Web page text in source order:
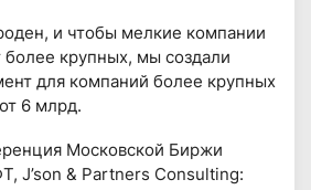
и чтобы мелкие компании
более крупных, мы создали
для компаний более крупных
6 млрд.
Московской Биржи
J’son & Partners Consulting: